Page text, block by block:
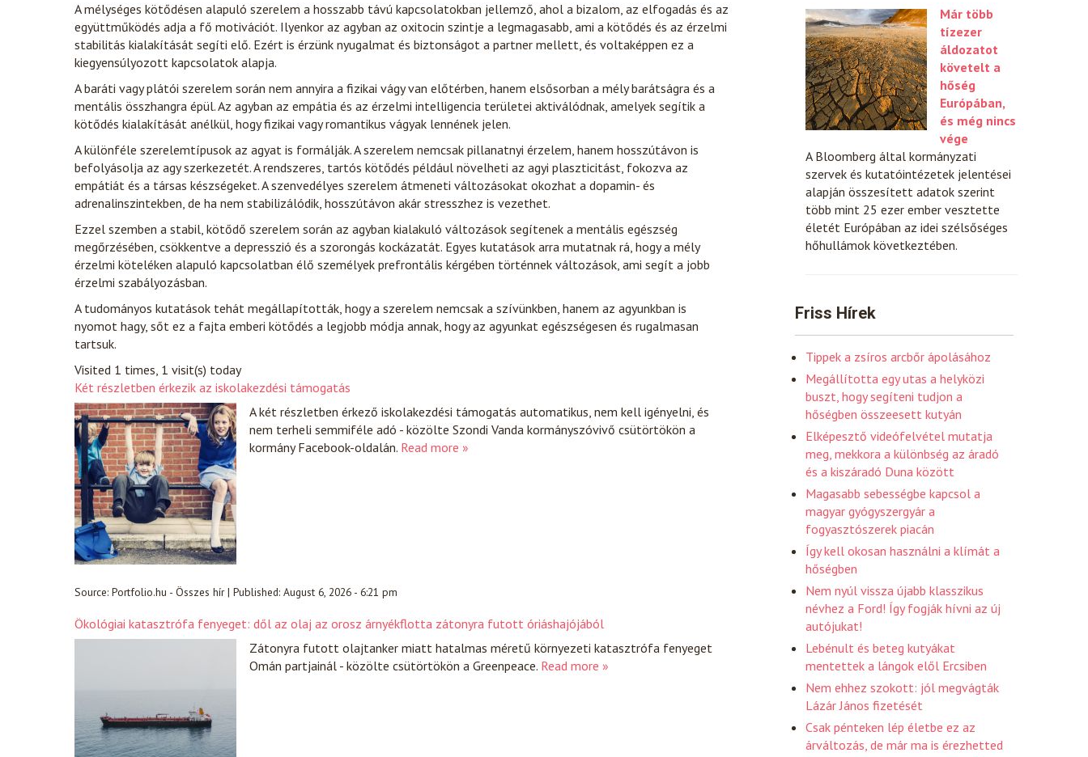
A mélységes kötődésen alapuló szerelem a hosszabb távú kapcsolatokban jellemző, ahol a bizalom, az elfogadás és az
együttműködés adja a fő motivációt. Ilyenkor az agyban az oxitocin szintje a legmagasabb, ami a kötődés és az érzelmi
stabilitás kialakítását segíti elő. Ezért is érzünk nyugalmat és biztonságot a partner mellett, és voltaképpen ez a
kiegyensúlyozott kapcsolatok alapja.
A baráti vagy plátói szerelem során nem annyira a fizikai vágy van előtérben, hanem elsősorban a mély barátságra és a
mentális összhangra épül. Az agyban az empátia és az érzelmi intelligencia területei aktiválódnak, amelyek segítik a
kötődés kialakítását anélkül, hogy fizikai vagy romantikus vágyak lennének jelen.
A különféle szerelemtípusok az agyat is formálják. A szerelem nemcsak pillanatnyi érzelem, hanem hosszútávon is
befolyásolja az agy szerkezetét. A rendszeres, tartós kötődés például növelheti az agyi plaszticitást, fokozva az
empátiát és a társas készségeket. A szenvedélyes szerelem átmeneti változásokat okozhat a dopamin- és
adrenalinszintekben, de ha nem stabilizálódik, hosszútávon akár stresszhez is vezethet.
Ezzel szemben a stabil, kötődő szerelem során az agyban kialakuló változások segítenek a mentális egészség
megőrzésében, csökkentve a depresszió és a szorongás kockázatát. Egyes kutatások arra mutatnak rá, hogy a mély
érzelmi köteléken alapuló kapcsolatban élő személyek prefrontális kérgében történnek változások, ami segít a jobb
érzelmi szabályozásban.
A tudományos kutatások tehát megállapították, hogy a szerelem nemcsak a szívünkben, hanem az agyunkban is
nyomot hagy, sőt ez a fajta emberi kötődés a legjobb módja annak, hogy az agyunkat egészségesen és rugalmasan
tartsuk.
Visited 1 times, 1 visit(s) today
Két részletben érkezik az iskolakezdési támogatás
A két részletben érkező iskolakezdési támogatás automatikus, nem kell igényelni, és
nem terheli semmiféle adó - közölte Szondi Vanda kormányszóvivő csütörtökön a
kormány Facebook-oldalán. Read more »
Source: Portfolio.hu - Összes hír| Published: August 6, 2026 - 6:21 pm
Ökológiai katasztrófa fenyeget: dől az olaj az orosz árnyékflotta zátonyra futott óriáshajójából
Zátonyra futott olajtanker miatt hatalmas méretű környezeti katasztrófa fenyeget
Omán partjainál - közölte csütörtökön a Greenpeace. Read more »
Már több
tízezer
áldozatot
követelt a
hőség
Európában,
és még nincs
vége
A Bloomberg által kormányzati
szervek és kutatóintézetek jelentései
alapján összesített adatok szerint
több mint 25 ezer ember vesztette
életét Európában az idei szélsőséges
hőhullámok következtében.
Friss Hírek
Tippek a zsíros arcbőr ápolásához
Megállította egy utas a helyközi
buszt, hogy segíteni tudjon a
hőségben összeesett kutyán
Elképesztő videófelvétel mutatja
meg, mekkora a különbség az áradó
és a kiszáradó Duna között
Magasabb sebességbe kapcsol a
magyar gyógyszergyár a
fogyasztószerek piacán
Így kell okosan használni a klímát a
hőségben
Nem nyúl vissza újabb klasszikus
névhez a Ford! Így fogják hívni az új
autójukat!
Lebénult és beteg kutyákat
mentettek a lángok elől Ercsiben
Nem ehhez szokott: jól megvágták
Lázár János fizetését
Csak pénteken lép életbe ez az
árváltozás, de már ma is érezhetted